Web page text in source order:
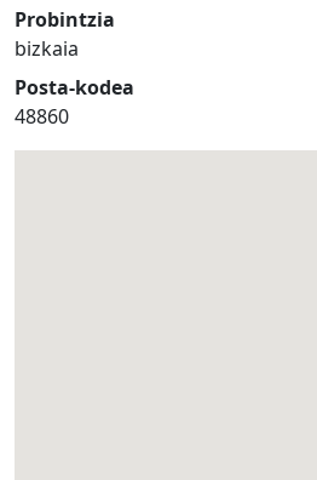
Probintzia
bizkaia
Posta-kodea
48860